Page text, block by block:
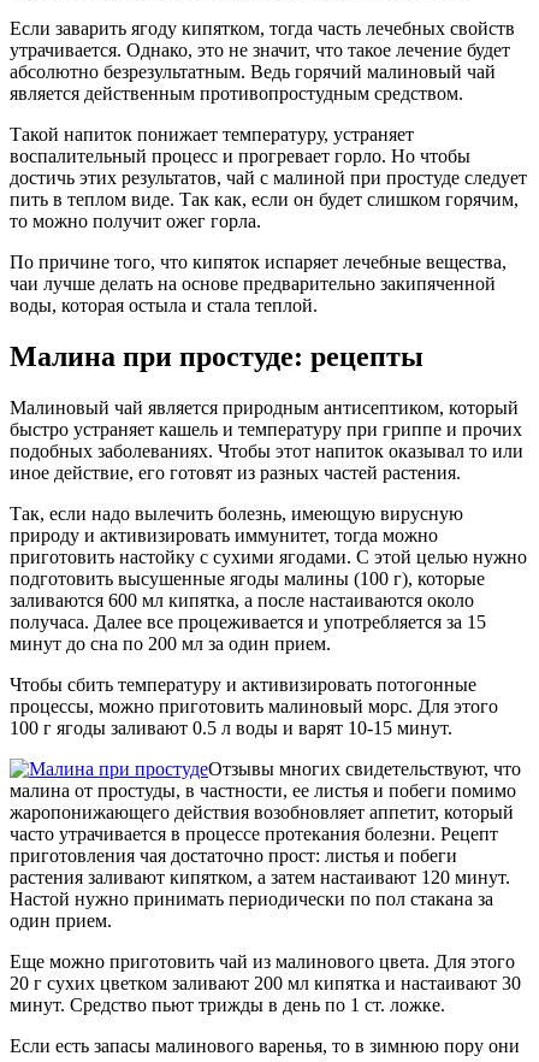
Если заварить ягоду кипятком, тогда часть лечебных свойств
утрачивается. Однако, это не значит, что такое лечение будет
абсолютно безрезультатным. Ведь горячий малиновый чай
является действенным противопростудным средством.
Такой напиток понижает температуру, устраняет
воспалительный процесс и прогревает горло. Но чтобы
достичь этих результатов, чай с малиной при простуде следует
пить в теплом виде. Так как, если он будет слишком горячим,
то можно получит ожег горла.
По причине того, что кипяток испаряет лечебные вещества,
чаи лучше делать на основе предварительно закипяченной
воды, которая остыла и стала теплой.
Малина при простуде: рецепты
Малиновый чай является природным антисептиком, который
быстро устраняет кашель и температуру при гриппе и прочих
подобных заболеваниях. Чтобы этот напиток оказывал то или
иное действие, его готовят из разных частей растения.
Так, если надо вылечить болезнь, имеющую вирусную
природу и активизировать иммунитет, тогда можно
приготовить настойку с сухими ягодами. С этой целью нужно
подготовить высушенные ягоды малины (100 г), которые
заливаются 600 мл кипятка, а после настаиваются около
получаса. Далее все процеживается и употребляется за 15
минут до сна по 200 мл за один прием.
Чтобы сбить температуру и активизировать потогонные
процессы, можно приготовить малиновый морс. Для этого
100 г ягоды заливают 0.5 л воды и варят 10-15 минут.
Отзывы многих свидетельствуют, что
малина от простуды, в частности, ее листья и побеги помимо
жаропонижающего действия возобновляет аппетит, который
часто утрачивается в процессе протекания болезни. Рецепт
приготовления чая достаточно прост: листья и побеги
растения заливают кипятком, а затем настаивают 120 минут.
Настой нужно принимать периодически по пол стакана за
один прием.
Еще можно приготовить чай из малинового цвета. Для этого
20 г сухих цветком заливают 200 мл кипятка и настаивают 30
минут. Средство пьют трижды в день по 1 ст. ложке.
Если есть запасы малинового варенья, то в зимнюю пору они